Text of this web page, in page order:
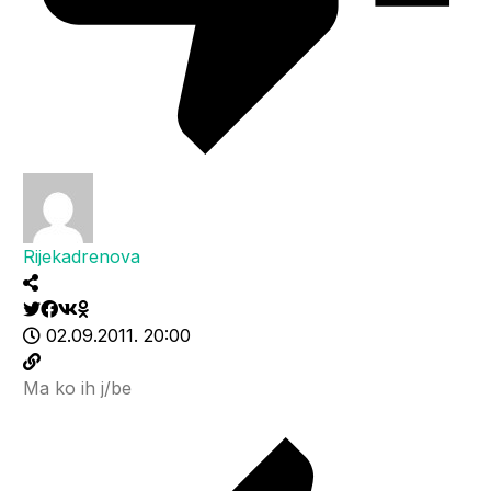
Rijekadrenova
02.09.2011. 20:00
Ma ko ih j/be